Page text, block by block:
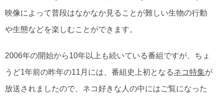
映像によって普段はなかなか見ることが難しい生物の行動
や生態などを楽しむことができます。
2006年の開始から10年以上も続いている番組ですが、ちょ
うど1年前の昨年の11月には、番組史上初となるネコ特集が
放送されましたので、ネコ好きな人の中にはご覧になった